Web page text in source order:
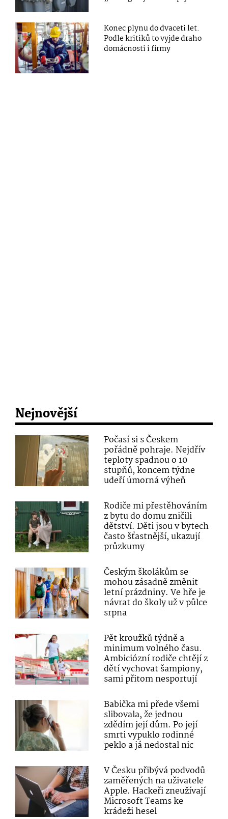
Konec plynu do dvaceti let.
Podle kritiků to vyjde draho
domácnosti i firmy
Nejnovější
Počasí si s Českem
pořádně pohraje. Nejdřív
teploty spadnou o 10
stupňů, koncem týdne
udeří úmorná výheň
Rodiče mi přestěhováním
z bytu do domu zničili
dětství. Děti jsou v bytech
často šťastnější, ukazují
průzkumy
Českým školákům se
mohou zásadně změnit
letní prázdniny. Ve hře je
návrat do školy už v půlce
srpna
Pět kroužků týdně a
minimum volného času.
Ambiciózní rodiče chtějí z
dětí vychovat šampiony,
sami přitom nesportují
Babička mi přede všemi
slibovala, že jednou
zdědím její dům. Po její
smrti vypuklo rodinné
peklo a já nedostal nic
V Česku přibývá podvodů
zaměřených na uživatele
Apple. Hackeři zneužívají
Microsoft Teams ke
krádeži hesel